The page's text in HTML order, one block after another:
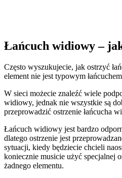
Łańcuch widiowy –
Często wyszukujecie, jak ostrzyć
element nie jest typowym
W sieci możecie znaleźć wiele
widiowy, jednak nie wszystkie są
przeprowadzić ostrzenie łańcucha
Łańcuch widiowy jest bardzo
dlatego ostrzenie jest
sytuacji, kiedy będziecie chcieli
koniecznie musicie użyć specjalnej
żadnego elementu.